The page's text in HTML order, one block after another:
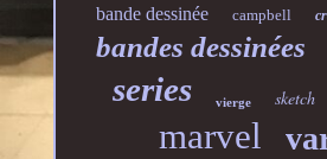
bande dessinée campbell
bandes dessinées
series vierge sketch
marvel